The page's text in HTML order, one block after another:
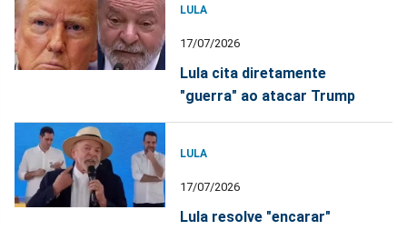
LULA
17/07/2026
Lula cita diretamente
"guerra" ao atacar Trump
LULA
17/07/2026
Lula resolve "encarar"